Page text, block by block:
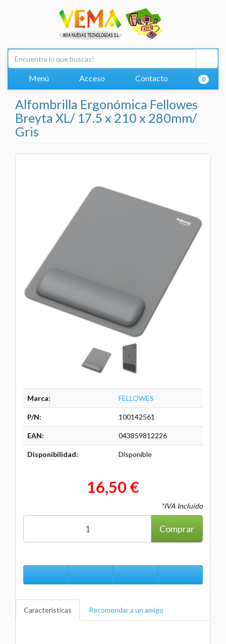
Menú Acceso Contacto 0
Alfombrilla Ergonómica Fellowes
Breyta XL/ 17.5 x 210 x 280mm/
Gris
Marca: FELLOWES
P/N: 100142561
EAN: 043859812226
Disponibilidad: Disponible
16,50 €
*IVA Incluido
Comprar
Características Recomendar a un amigo